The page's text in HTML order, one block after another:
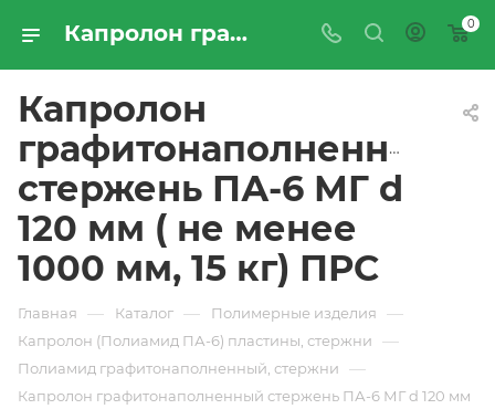
Капролон графитонаполненный стержень ПА-6 МГ d 120 мм ( не менее 1000 мм, 15 кг) ПРС - купить по цене производителя с доставкой по Москве и России | ПРОМРЕСУРССЕРВИС 0
Капролон
графитонаполненный
стержень ПА-6 МГ d
120 мм ( не менее
1000 мм, 15 кг) ПРС
Главная — Каталог — Полимерные изделия —
Капролон (Полиамид ПА-6) пластины, стержни —
Полиамид графитонаполненный, стержни —
Капролон графитонаполненный стержень ПА-6 МГ d 120 мм